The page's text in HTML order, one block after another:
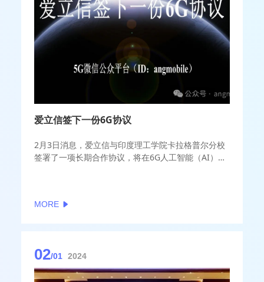
爱立信签下一份6G协议
2月3日消息，爱立信与印度理工学院卡拉格普尔分校
签署了一项长期合作协议，将在6G人工智能（AI）、
测性、可持续分布式和边缘计算技术”的项目，以及用
MORE
02/01 2024